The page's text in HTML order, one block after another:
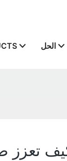
الحل
تعزز